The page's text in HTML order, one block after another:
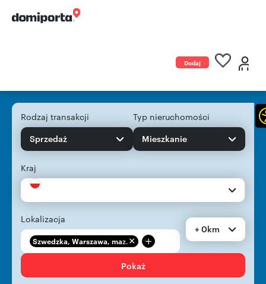
Dodaj
Rodzaj transakcji
Sprzedaż
Typ nieruchomości
Mieszkanie
Kraj
Lokalizacja
Szwedzka, Warszawa, maz... +
+ 0km
Pokaż